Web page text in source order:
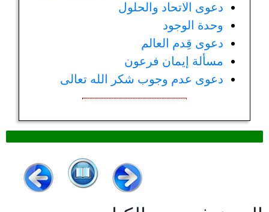
دعوى الاتحاد والحلول
وحدة الوجود
دعوى قِدم العالم
مسألة إيمان فرعون
دعوى عدم وجوب شكر الله تعالى